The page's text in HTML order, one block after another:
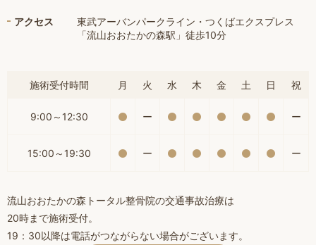
アクセス
東武アーバンパークライン・つくばエクスプレス
「流山おおたかの森駅」徒歩10分
施術受付時間 月 火 水 木 金 土 日 祝
9:00～12:30 ー ー
15:00～19:30 ー ー
流山おおたかの森トータル整骨院の交通事故治療は
20時まで施術受付。
19：30以降は電話がつながらない場合がございます。